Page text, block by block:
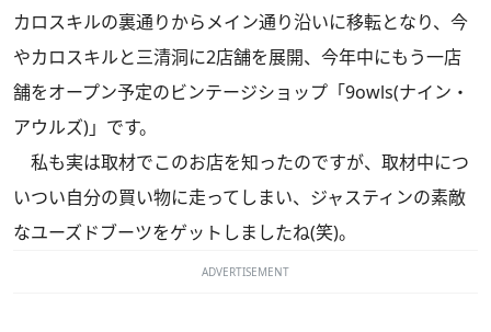
カロスキルの裏通りからメイン通り沿いに移転となり、今
やカロスキルと三清洞に2店舗を展開、今年中にもう一店
舗をオープン予定のビンテージショップ「9owls(ナイン・
アウルズ)」です。
私も実は取材でこのお店を知ったのですが、取材中につ
いつい自分の買い物に走ってしまい、ジャスティンの素敵
なユーズドブーツをゲットしましたね(笑)。
ADVERTISEMENT